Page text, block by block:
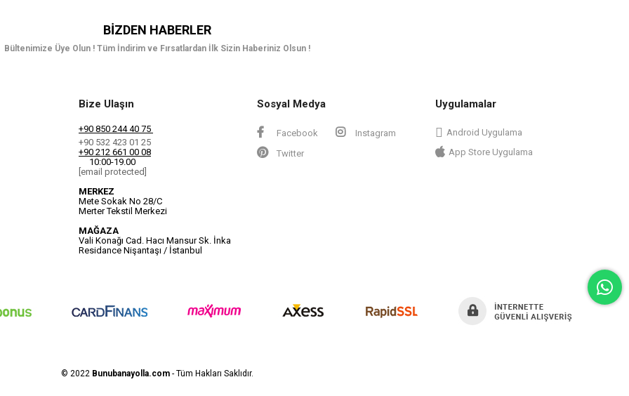
BIZDEN HABERLER
Bültenimize Üye Olun ! Tüm İndirim ve Fırsatlardan İlk Sizin Haberiniz Olsun !
Bize Ulaşın
+90 850 244 40 75
+90 532 423 01 25
+90 212 661 00 08
10:00-19.00
[email protected]
MERKEZ
Mete Sokak No 28/C
Merter Tekstil Merkezi
MAĞAZA
Vali Konağı Cad. Hacı Mansur Sk. İnka
Residance Nişantaşı / İstanbul
Sosyal Medya
Facebook
Instagram
Twitter
Uygulamalar
Android Uygulama
App Store Uygulama
© 2022 Bunubanayolla.com - Tüm Hakları Saklıdır.